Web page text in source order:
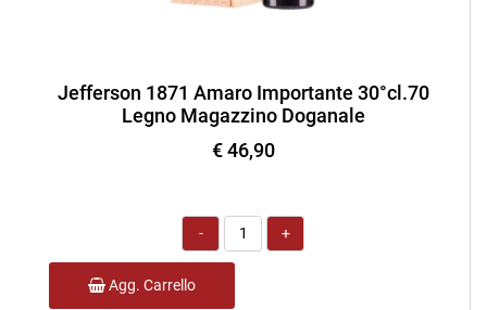
Jefferson 1871 Amaro Importante 30°cl.70
Legno Magazzino Doganale
€ 46,90
Quantità
Agg. Carrello